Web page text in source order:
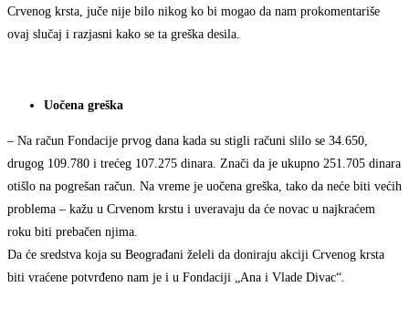
Crvenog krsta, juče nije bilo nikog ko bi mogao da nam prokomentariše
ovaj slučaj i razjasni kako se ta greška desila.
Uočena greška
– Na račun Fondacije prvog dana kada su stigli računi slilo se 34.650,
drugog 109.780 i trećeg 107.275 dinara. Znači da je ukupno 251.705 dinara
otišlo na pogrešan račun. Na vreme je uočena greška, tako da neće biti većih
problema – kažu u Crvenom krstu i uveravaju da će novac u najkraćem
roku biti prebačen njima.
Da će sredstva koja su Beograđani želeli da doniraju akciji Crvenog krsta
biti vraćene potvrđeno nam je i u Fondaciji „Ana i Vlade Divac“.